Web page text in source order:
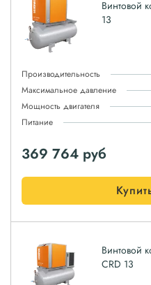
Винтовой
13
Производительность
Максимальное давление
Мощность двигателя
Питание
369 764 руб
Винтовой
CRD 13